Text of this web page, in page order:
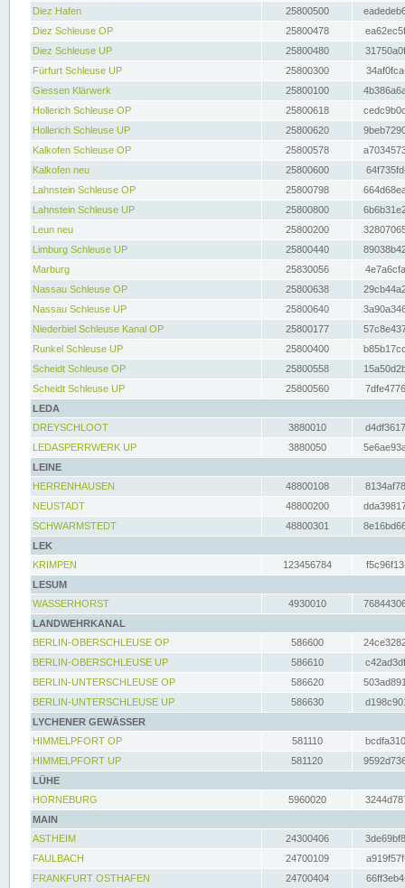
Diez Hafen
25800500
Diez Schleuse OP
25800478
Diez Schleuse UP
25800480
Fürfurt Schleuse UP
25800300
Giessen Klärwerk
25800100
Hollerich Schleuse OP
25800618
Hollerich Schleuse UP
25800620
Kalkofen Schleuse OP
25800578
Kalkofen neu
25800600
Lahnstein Schleuse OP
25800798
Lahnstein Schleuse UP
25800800
Leun neu
25800200
Limburg Schleuse UP
25800440
Marburg
25830056
Nassau Schleuse OP
25800638
Nassau Schleuse UP
25800640
Niederbiel Schleuse Kanal OP
25800177
Runkel Schleuse UP
25800400
Scheidt Schleuse OP
25800558
Scheidt Schleuse UP
25800560
LEDA
DREYSCHLOOT
3880010
LEDASPERRWERK UP
3880050
LEINE
HERRENHAUSEN
48800108
NEUSTADT
48800200
SCHWARMSTEDT
48800301
LEK
KRIMPEN
123456784
LESUM
WASSERHORST
4930010
LANDWEHRKANAL
BERLIN-OBERSCHLEUSE OP
586600
BERLIN-OBERSCHLEUSE UP
586610
BERLIN-UNTERSCHLEUSE OP
586620
BERLIN-UNTERSCHLEUSE UP
586630
LYCHENER GEWÄSSER
HIMMELPFORT OP
581110
HIMMELPFORT UP
581120
LÜHE
HORNEBURG
5960020
MAIN
ASTHEIM
24300406
FAULBACH
24700109
FRANKFURT OSTHAFEN
24700404